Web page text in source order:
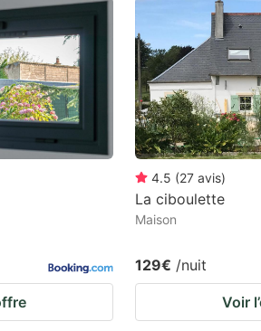
4.5 (27 avis)
La ciboulette
Maison
129€ /nuit
Voir